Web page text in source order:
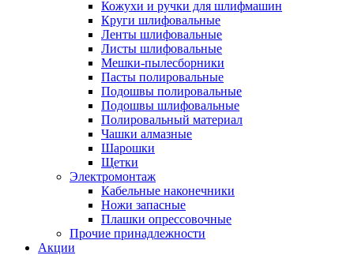
Кожухи и ручки для шлифмашин
Круги шлифовальные
Ленты шлифовальные
Листы шлифовальные
Мешки-пылесборники
Пасты полировальные
Подошвы полировальные
Подошвы шлифовальные
Полировальный материал
Чашки алмазные
Шарошки
Щетки
Электромонтаж
Кабельные наконечники
Ножи запасные
Плашки опрессовочные
Прочие принадлежности
Акции